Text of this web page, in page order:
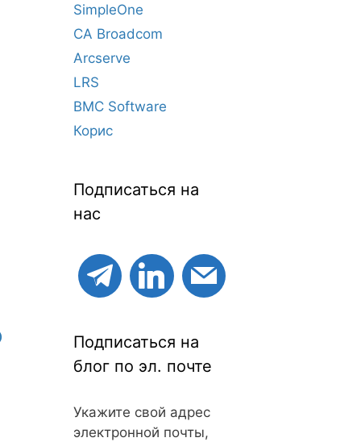
SimpleOne
CA Broadcom
Arcserve
LRS
BMC Software
Корис
Подписаться на
нас
Подписаться на
блог по эл. почте
Укажите свой адрес
электронной почты,